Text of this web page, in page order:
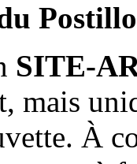
SITE-
mais
À